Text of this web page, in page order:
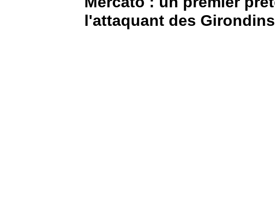
l'attaquant des